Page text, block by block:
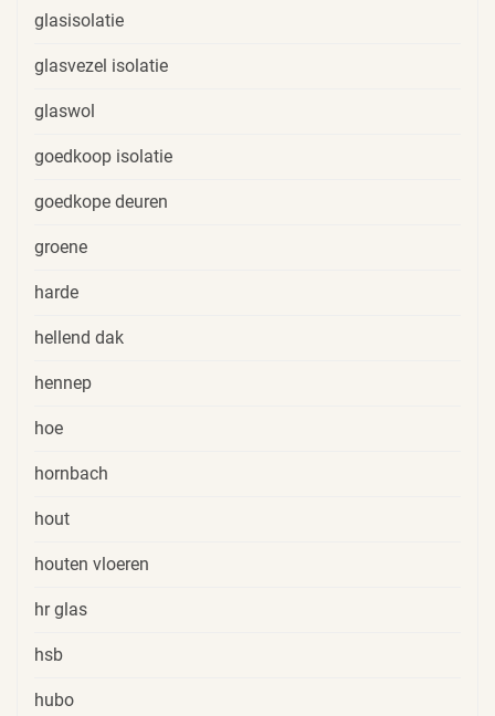
glasisolatie
glasvezel isolatie
glaswol
goedkoop isolatie
goedkope deuren
groene
harde
hellend dak
hennep
hoe
hornbach
hout
houten vloeren
hr glas
hsb
hubo